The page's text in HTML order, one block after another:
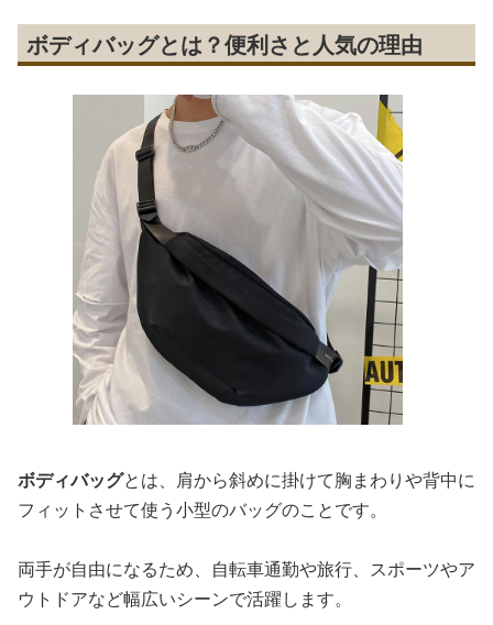
ボディバッグとは？便利さと人気の理由
ボディバッグとは、肩から斜めに掛けて胸まわりや背中に
フィットさせて使う小型のバッグのことです。
両手が自由になるため、自転車通勤や旅行、スポーツやア
ウトドアなど幅広いシーンで活躍します。